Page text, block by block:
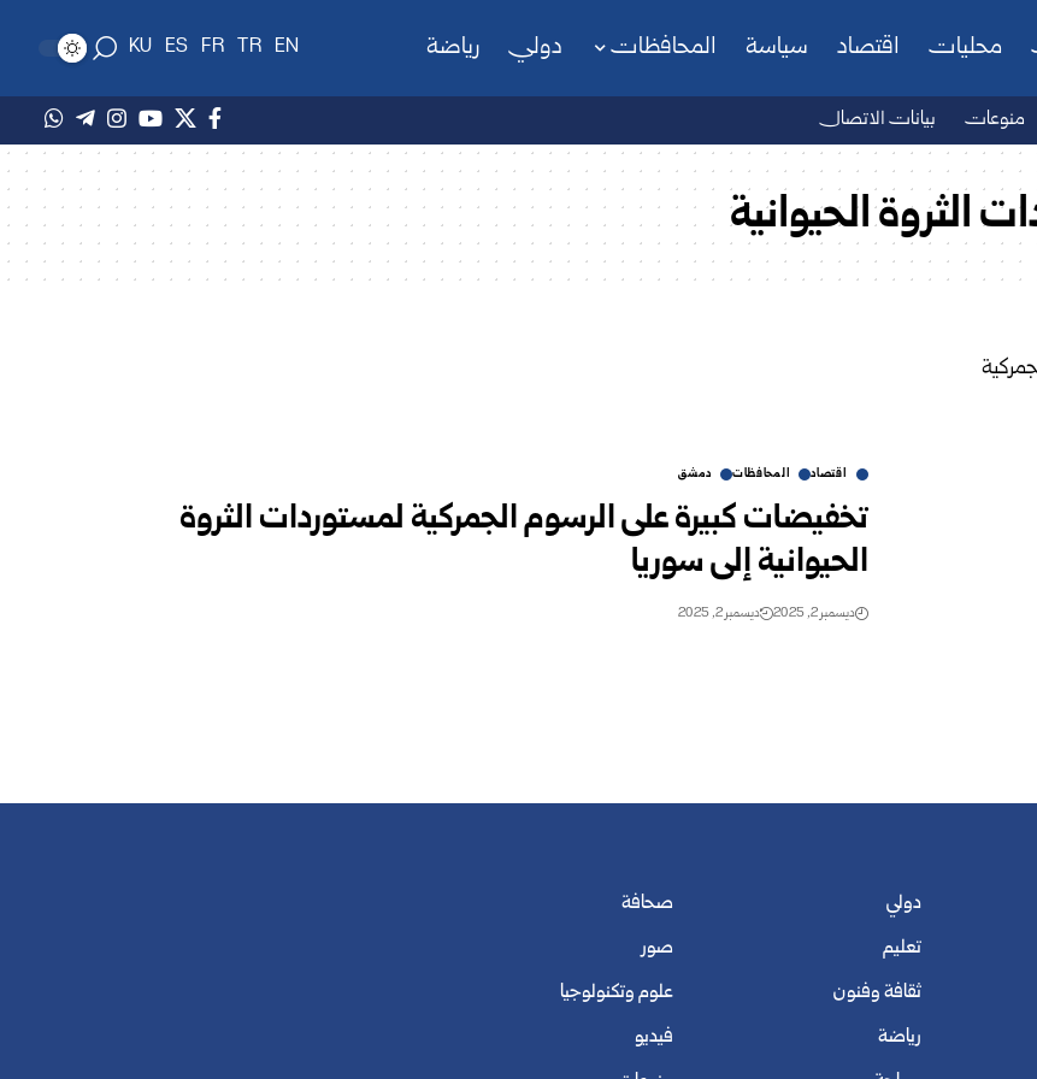
محليات اقتصاد سياسة المحافظات دولي رياضة EN
TR
FR
ES
KU
منوعات بيانات الاتصال
الثروة الحيوانية
اقتصاد المحافظات دمشق
تخفيضات كبيرة على الرسوم الجمركية لمستوردات الثروة
الحيوانية إلى سوريا
ديسمبر 2, 2025 ديسمبر 2, 2025
دولي
تعليم
ثقافة وفنون
رياضة
صحافة
صور
علوم وتكنولوجيا
فيديو